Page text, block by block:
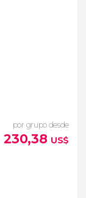
de la capital
por
por grupo desde
230,38 US$